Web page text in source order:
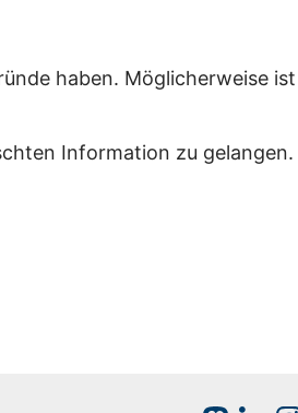
haben. Möglicherweise
Information zu gelangen.